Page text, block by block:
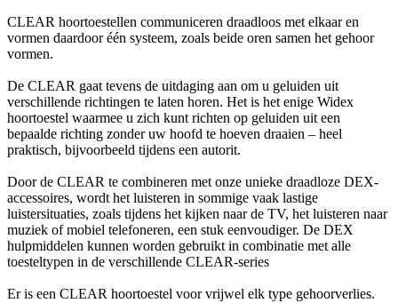
CLEAR hoortoestellen communiceren draadloos met elkaar en
vormen daardoor één systeem, zoals beide oren samen het gehoor
vormen.
De CLEAR gaat tevens de uitdaging aan om u geluiden uit
verschillende richtingen te laten horen. Het is het enige Widex
hoortoestel waarmee u zich kunt richten op geluiden uit een
bepaalde richting zonder uw hoofd te hoeven draaien – heel
praktisch, bijvoorbeeld tijdens een autorit.
Door de CLEAR te combineren met onze unieke draadloze DEX-
accessoires, wordt het luisteren in sommige vaak lastige
luistersituaties, zoals tijdens het kijken naar de TV, het luisteren naar
muziek of mobiel telefoneren, een stuk eenvoudiger. De DEX
hulpmiddelen kunnen worden gebruikt in combinatie met alle
toesteltypen in de verschillende CLEAR-series
Er is een CLEAR hoortoestel voor vrijwel elk type gehoorverlies.